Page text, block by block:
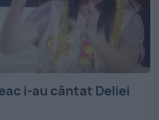
i-au cântat Deliei